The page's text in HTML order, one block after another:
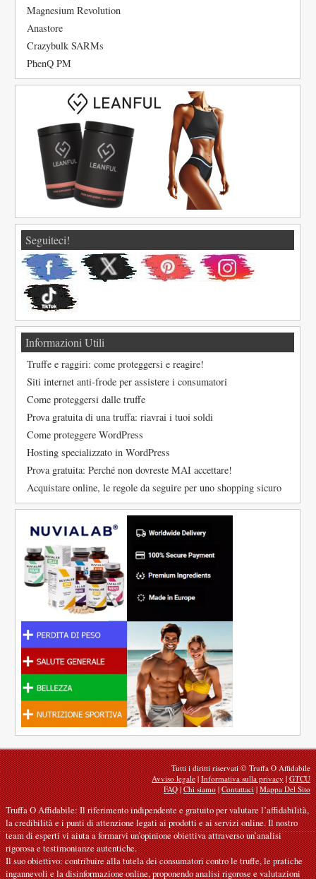
Magnesium Revolution
Anastore
Crazybulk SARMs
PhenQ PM
Seguiteci!
Informazioni Utili
Truffe e raggiri: come proteggersi e reagire!
Siti internet anti-frode per assistere i consumatori
Come proteggersi dalle truffe
Prova gratuita di una truffa: riavrai i tuoi soldi
Come proteggere WordPress
Hosting specializzato in WordPress
Prova gratuita: Perché non dovreste MAI accettare!
Acquistare online, le regole da seguire per uno shopping sicuro
Tutti i diritti riservati © Truffa O Affidabile
Avviso legale|Informativa sulla privacy|GTCU
FAQ|Chi siamo|Contattaci|Mappa Del Sito
Truffa O Affidabile: Il riferimento indipendente e gratuito per valutare l’affidabilità,
la credibilità e i punti di attenzione legati ai prodotti e ai servizi online. Il nostro
team di esperti vi aiuta a formarvi un’opinione obiettiva attraverso un’analisi
rigorosa e testimonianze autentiche.
Il suo obiettivo: contribuire alla tutela dei consumatori contro le truffe, le pratiche
ingannevoli e la disinformazione online, proponendo analisi rigorose e valutazioni